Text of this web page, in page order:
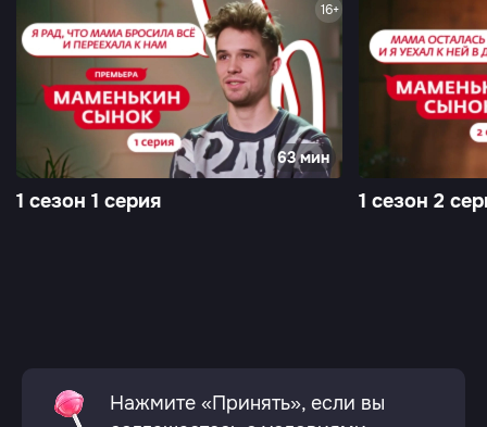
16+
63 мин
1 сезон 1 серия 1 сезон 2
Нажмите «Принять», если вы